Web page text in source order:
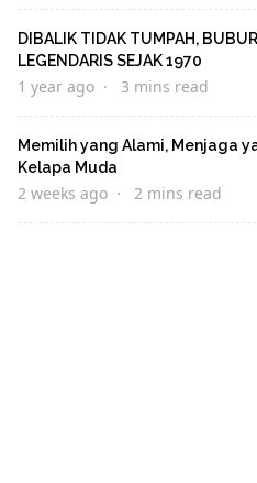
DIBALIK TIDAK TUMPAH,
LEGENDARIS SEJAK 1970
1 year ago 3 mins read
Memilih yang Alami, Menjaga
Kelapa Muda
2 weeks ago 2 mins read